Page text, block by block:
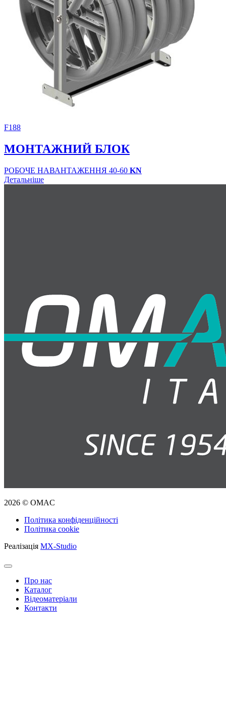
F188
МОНТАЖНИЙ БЛОК
РОБОЧЕ НАВАНТАЖЕННЯ 40-60 KN
Детальніше
2026 © OMAC
Політика конфіденційності
Політика cookie
Реалізація MX-Studio
Про нас
Каталог
Відеоматеріали
Контакти